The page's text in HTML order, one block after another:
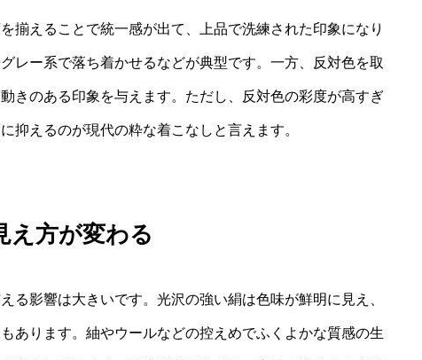
揃えることで統一感が出て、上品で洗練された印象になり
レー系で落ち着かせるなどが典型です。一方、反対色を取
きのある印象を与えます。ただし、反対色の彩度が高すぎ
抑えるのが現代の粋な着こなしと言えます。
え方が変わる
る影響は大きいです。光沢の強い絹は色味が鮮明に見え、
あります。紬やウールなどの控えめでふくよかな質感の生